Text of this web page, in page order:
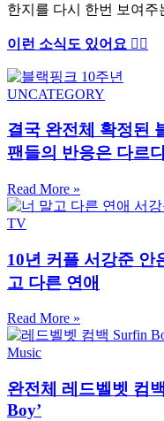
한지를 다시 한번 보여
이런 소식도 있어요 ✍🏻
UNCATEGORY
결국 완전체 확정된
팬들의 반응은 다르
Read More »
TV
10년 커플 서강준 안
고 다른 연애
Read More »
Music
완전체 레드벨벳 컴
Boy’